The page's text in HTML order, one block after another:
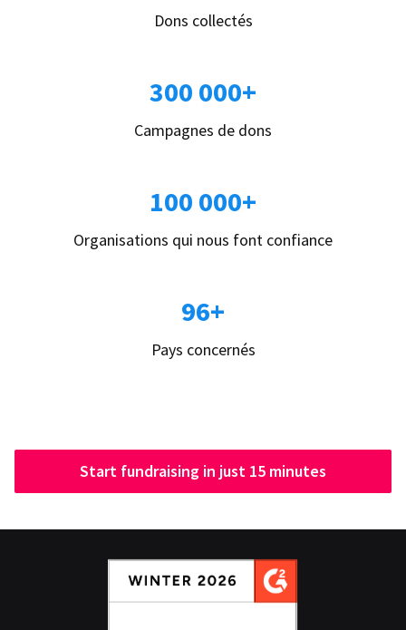
Dons collectés
300 000+
Campagnes de dons
100 000+
Organisations qui nous font confiance
96+
Pays concernés
Start fundraising in just 15 minutes